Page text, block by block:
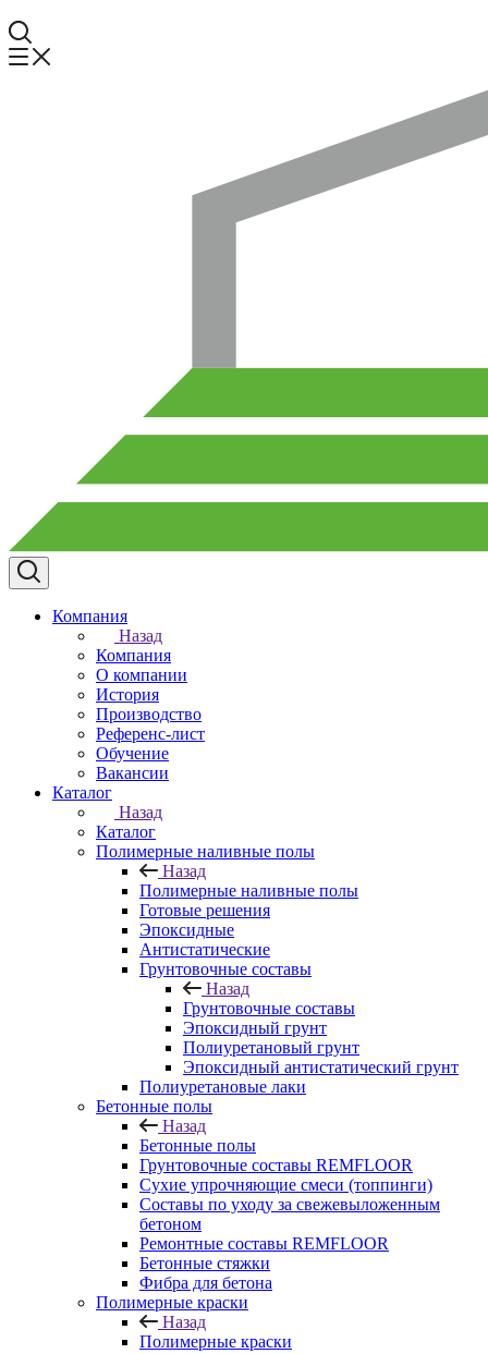
Компания
Назад
Компания
О компании
История
Производство
Референс-лист
Обучение
Вакансии
Каталог
Назад
Каталог
Полимерные наливные полы
Назад
Полимерные наливные полы
Готовые решения
Эпоксидные
Антистатические
Грунтовочные составы
Назад
Грунтовочные составы
Эпоксидный грунт
Полиуретановый грунт
Эпоксидный антистатический грунт
Полиуретановые лаки
Бетонные полы
Назад
Бетонные полы
Грунтовочные составы REMFLOOR
Сухие упрочняющие смеси (топпинги)
Составы по уходу за свежевыложенным
бетоном
Ремонтные составы REMFLOOR
Бетонные стяжки
Фибра для бетона
Полимерные краски
Назад
Полимерные краски